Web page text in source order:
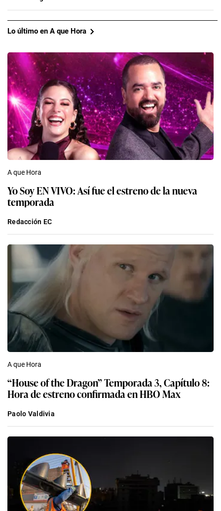
Lo último en A que Hora
A que Hora
Yo Soy EN VIVO: Así fue el estreno de la nueva
temporada
Redacción EC
A que Hora
“House of the Dragon” Temporada 3, Capítulo 8:
Hora de estreno confirmada en HBO Max
Paolo Valdivia